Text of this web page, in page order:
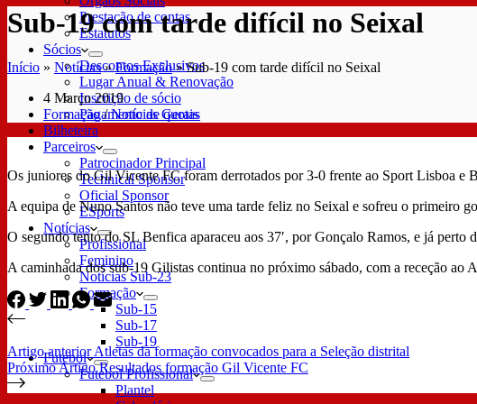
Prestação de contas
Estatutos
Sócios
Descontos Exclusivos
Lugar Anual & Renovação
Inscrição de sócio
Pagamento de quotas
Bilheteira
Parceiros
Patrocinador Principal
Technical Sponsor
Oficial Sponsor
ESports
Notícias
Profissional
Feminino
Notícias Sub-23
Formação
Sub-15
Sub-17
Sub-19
Futebol
Futebol Profissional
Plantel
Sub-19 com tarde difícil no Seixal
Início » Notícias»Formação»Sub-19 com tarde difícil no Seixal
4 Março 2019
Formação/Notícias Gerais
Os juniores do Gil Vicente FC foram derrotados por 3-0 frente ao Sport Lisboa e
A equipa de Nuno Santos não teve uma tarde feliz no Seixal e sofreu o primeiro
O segundo tento do SL Benfica aparaceu aos 37′, por Gonçalo Ramos, e já
A caminhada dos sub-19 Gilistas continua no próximo sábado, com a receção
ArtigoanteriorAtletas da formação convocados para a Seleção distrital
PróximoArtigo Resultados formação Gil Vicente FC